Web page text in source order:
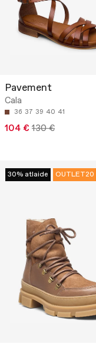
Pavement
Cala
36 37 39 40 41
104 € 130 €
30% atlaide OUTLET20